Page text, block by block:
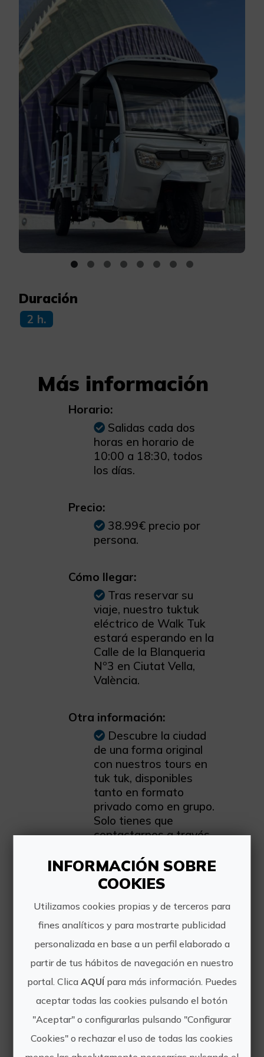
Duración
2 h.
Más información
Horario:
Salidas cada dos
horas en horario de
10:00 a 18:30, todos
los días.
Precio:
38.99€ precio por
persona.
Cómo llegar:
Tras reservar su
viaje, nuestro tuktuk
eléctrico de Walk Tuk
estará esperando en la
Calle de la Blanqueria
Nº3 en Ciutat Vella,
València.
Otra información:
Descubre la ciudad
de una forma original
con nuestros tours en
tuk tuk, disponibles
tanto en formato
privado como en grupo.
Solo tienes que
contactarnos a través
reservar tu experiencia.
Somos la empresa de
tuktuk con mayor
crecimiento en 2025,
destacando por ofrecer
experiencias de alta
calidad a viajeros de
todo el mundo.
Nuestros guías reciben
formación constante
para brindarte un
recorrido lleno de
historia, curiosidades y
INFORMACIÓN SOBRE
COOKIES
Utilizamos cookies propias y de terceros para
fines analíticos y para mostrarte publicidad
personalizada en base a un perfil elaborado a
partir de tus hábitos de navegación en nuestro
portal. Clica AQUÍ para más información. Puedes
aceptar todas las cookies pulsando el botón
"Aceptar" o configurarlas pulsando "Configurar
Cookies" o rechazar el uso de todas las cookies